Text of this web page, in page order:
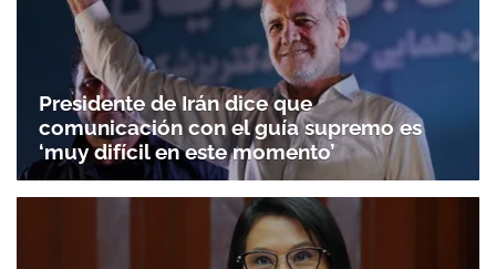
Presidente de Irán dice que
comunicación con el guía supremo es
‘muy difícil en este momento’